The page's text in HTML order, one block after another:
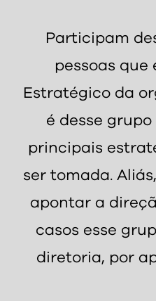
Participam
pessoas que
Estratégico da
é desse
principais
ser tomada.
apontar a
casos esse
diretoria, por